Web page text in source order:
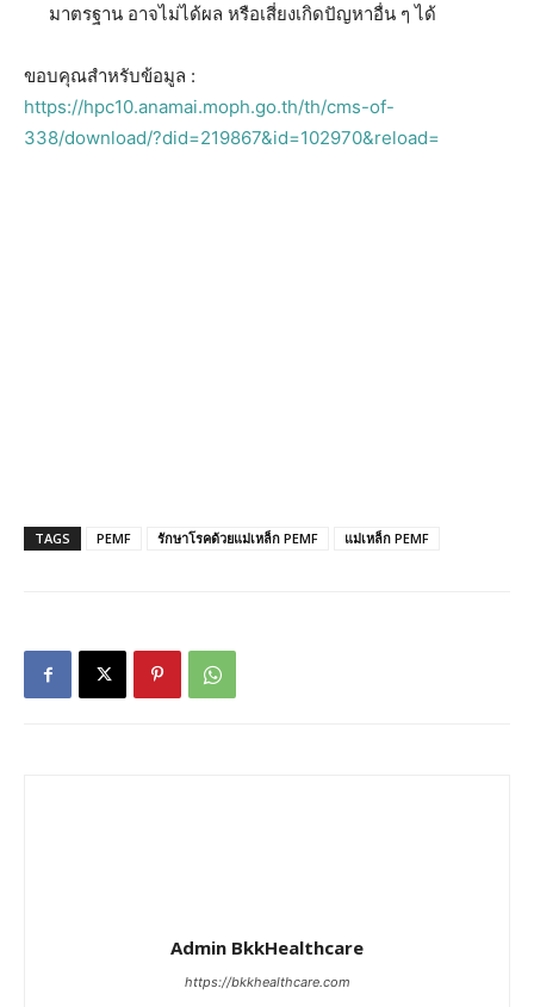
มาตรฐาน อาจไม่ได้ผล หรือเสี่ยงเกิดปัญหาอื่น ๆ ได้
ขอบคุณสำหรับข้อมูล :
https://hpc10.anamai.moph.go.th/th/cms-of-
338/download/?did=219867&id=102970&reload=
TAGS PEMF รักษาโรคด้วยแม่เหล็ก PEMF แม่เหล็ก PEMF
Admin BkkHealthcare
https://bkkhealthcare.com